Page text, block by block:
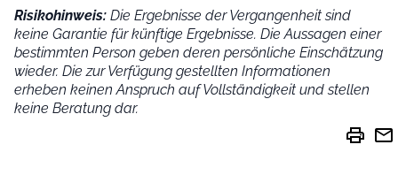
Risikohinweis: Die Ergebnisse der Vergangenheit sind
keine Garantie für künftige Ergebnisse. Die Aussagen einer
bestimmten Person geben deren persönliche Einschätzung
wieder. Die zur Verfügung gestellten Informationen
erheben keinen Anspruch auf Vollständigkeit und stellen
keine Beratung dar.
print mail